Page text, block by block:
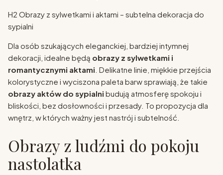
H2 Obrazy z sylwetkami i aktami – subtelna dekoracja do
sypialni
Dla osób szukających eleganckiej, bardziej intymnej
dekoracji, idealne będą obrazy z sylwetkami i
romantycznymi aktami . Delikatne linie, miękkie przejścia
kolorystyczne i wyciszona paleta barw sprawiają, że takie
obrazy aktów do sypialni budują atmosferę spokoju i
bliskości, bez dosłowności i przesady. To propozycja dla
wnętrz, w których ważny jest nastrój i subtelność.
Obrazy z ludźmi do pokoju
nastolatka